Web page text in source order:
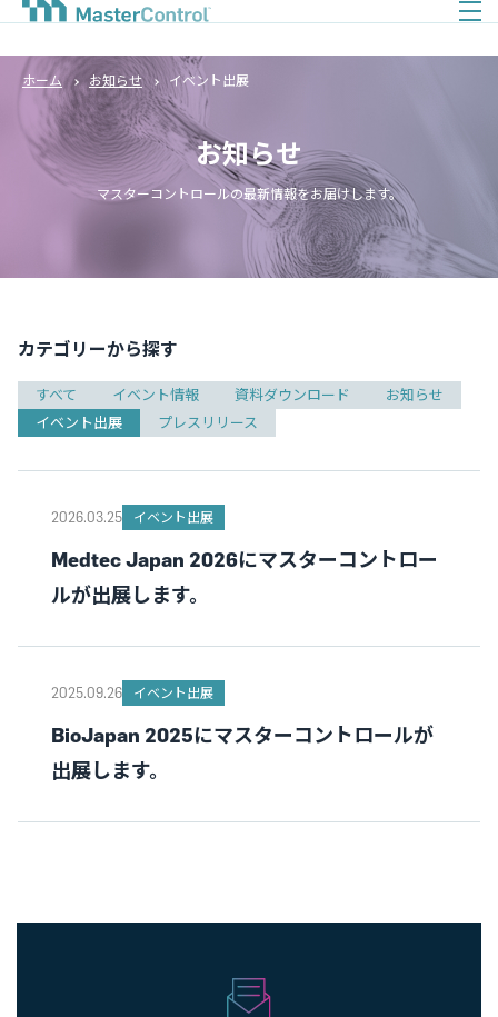
ホーム お知らせ イベント出展
お知らせ
マスターコントロールの最新情報をお届けします。
カテゴリーから探す
すべて イベント情報 資料ダウンロード
お知らせ
イベント出展
プレスリリース
2026.03.25 イベント出展
Medtec Japan 2026にマスターコントロー
ルが出展します。
2025.09.26 イベント出展
BioJapan 2025にマスターコントロールが
出展します。